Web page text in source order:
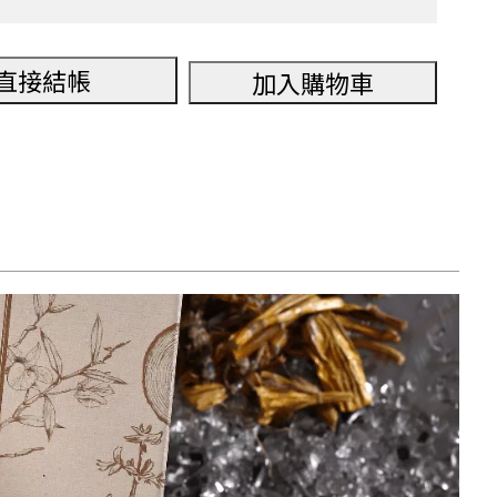
接結帳 加入購物車